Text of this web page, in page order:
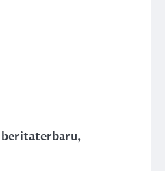
beritaterbaru,